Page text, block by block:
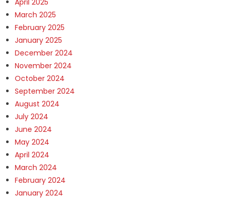
March 2025
February 2025
January 2025
December 2024
November 2024
October 2024
September 2024
August 2024
July 2024
June 2024
May 2024
April 2024
March 2024
February 2024
January 2024